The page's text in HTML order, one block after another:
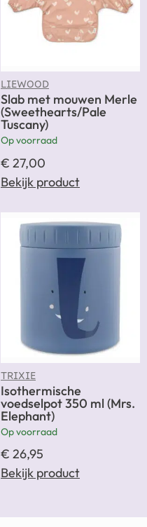
LIEWOOD
Slab met mouwen Merle
(Sweethearts/Pale
Tuscany)
Op voorraad
€ 27,00
Bekijk product
TRIXIE
Isothermische
voedselpot 350 ml (Mrs.
Elephant)
Op voorraad
€ 26,95
Bekijk product